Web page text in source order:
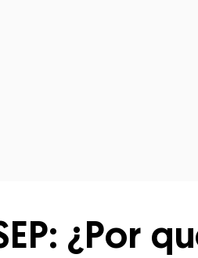
¿Por